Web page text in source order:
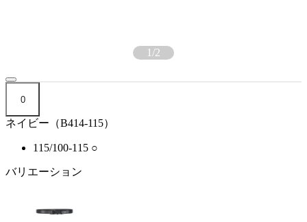
1/2
0
ネイビー（B414-115）
115/100-115 ○
バリエーション